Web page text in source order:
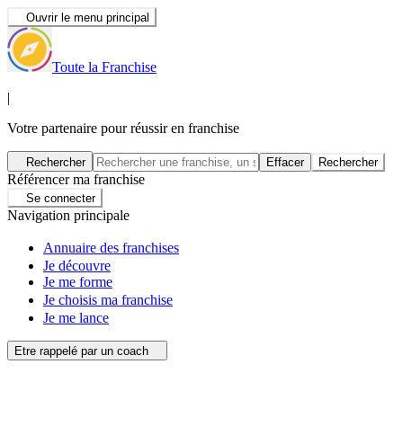
Ouvrir le menu principal
Toute la Franchise
|
Votre partenaire pour réussir en franchise
Rechercher Effacer Rechercher
Référencer ma franchise
Se connecter
Navigation principale
Annuaire des franchises
Je découvre
Je me forme
Je choisis ma franchise
Je me lance
Etre rappelé par un coach